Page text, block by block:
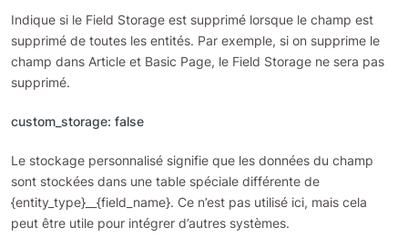
Indique si le Field Storage est supprimé lorsque le champ est
supprimé de toutes les entités. Par exemple, si on supprime le
champ dans Article et Basic Page, le Field Storage ne sera pas
supprimé.
custom_storage: false
Le stockage personnalisé signifie que les données du champ
sont stockées dans une table spéciale différente de
{entity_type}__{field_name}. Ce n’est pas utilisé ici, mais cela
peut être utile pour intégrer d’autres systèmes.